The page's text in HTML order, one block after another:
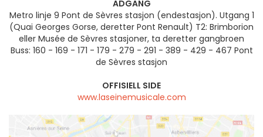
ADGANG
Metro linje 9 Pont de Sèvres stasjon (endestasjon). Utgang 1
(Quai Georges Gorse, deretter Pont Renault) T2: Brimborion
eller Musée de Sèvres stasjoner, ta deretter gangbroen
Buss: 160 - 169 - 171 - 179 - 279 - 291 - 389 - 429 - 467 Pont
de Sèvres stasjon
OFFISIELL SIDE
www.laseinemusicale.com